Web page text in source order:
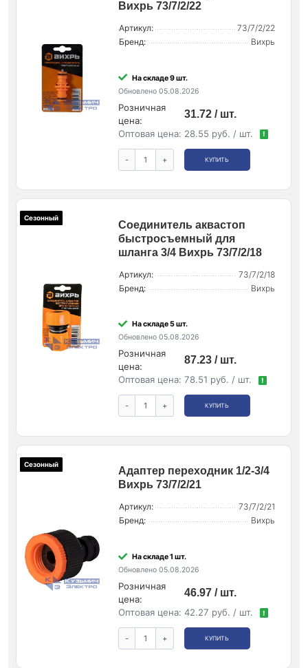
Вихрь 73/7/2/22
Артикул:
73/7/2/22
Бренд:
Вихрь
На складе 9 шт.
Обновлено 05.08.2026
Розничная
цена:
31.72 / шт.
Оптовая цена: 28.55 руб. / шт. !
- + КУПИТЬ
Сезонный
Соединитель аквастоп
быстросъемный для
шланга 3/4 Вихрь 73/7/2/18
Артикул:
73/7/2/18
Бренд:
Вихрь
На складе 5 шт.
Обновлено 05.08.2026
Розничная
цена:
87.23 / шт.
Оптовая цена: 78.51 руб. / шт. !
- + КУПИТЬ
Сезонный
Адаптер переходник 1/2-3/4
Вихрь 73/7/2/21
Артикул:
73/7/2/21
Бренд:
Вихрь
На складе 1 шт.
Обновлено 05.08.2026
Розничная
цена:
46.97 / шт.
Оптовая цена: 42.27 руб. / шт. !
- + КУПИТЬ